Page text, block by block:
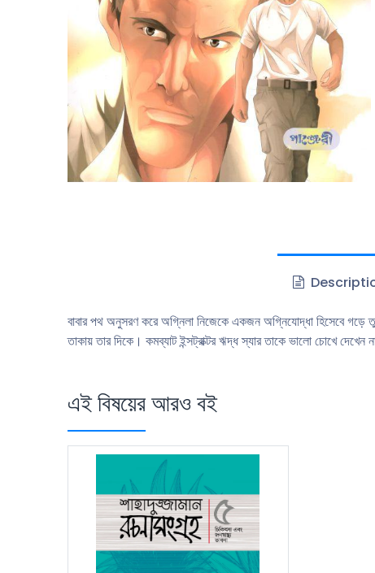
বাবার পথ অনুসরণ করে অগ্নিলা নিজেকে একজন অগ্নিযােদ্ধা হিসেবে গড়ে
তাকায় তার দিকে। কমব্যাট ইন্সট্রাক্টর ঋদ্ধ স্যার তাকে ভালাে চোখে
এই বিষয়ের আরও বই